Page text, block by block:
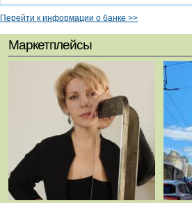
Перейти к информации о банке >>
Маркетплейсы